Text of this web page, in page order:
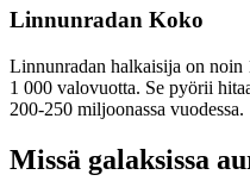
Linnunradan Koko
Linnunradan halkaisija on noin
1 000 valovuotta. Se pyörii
200-250 miljoonassa vuodessa.
Missä galaksissa